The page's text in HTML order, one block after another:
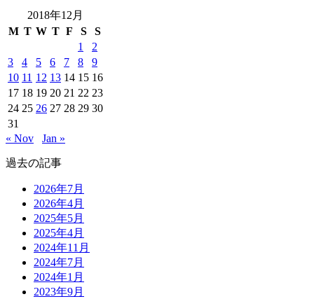
2018年12月
M T W T F S
S
1
2
3
4 5 6 7 8
9
10 11 12 13 14 15 16
17 18 19 20 21 22 23
24 25 26 27 28 29 30
31
« Nov
Jan »
過去の記事
2026年7月
2026年4月
2025年5月
2025年4月
2024年11月
2024年7月
2024年1月
2023年9月